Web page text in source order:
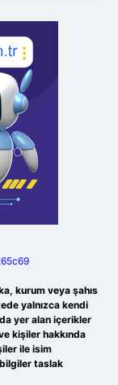
kurum veya şahıs
yalnızca kendi
yer alan içerikler
kişiler hakkında
ile isim
taslak